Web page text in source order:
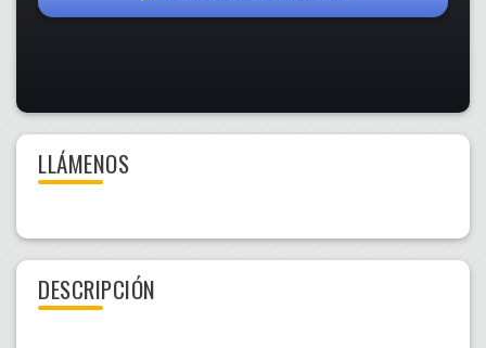
LLÁMENOS
DESCRIPCIÓN